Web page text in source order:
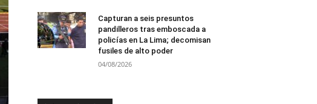
Capturan a seis presuntos
pandilleros tras emboscada a
policías en La Lima; decomisan
fusiles de alto poder
04/08/2026